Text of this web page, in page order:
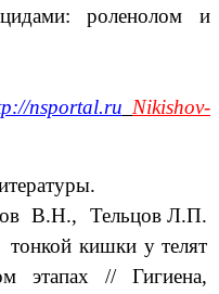
роленолом и
nsportal.ru Nikishov-
В.Н., Тельцов Л.П.
кишки у телят
этапах // Гигиена,